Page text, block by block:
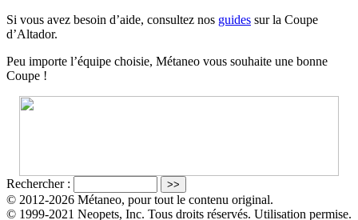
Si vous avez besoin d’aide, consultez nos guides sur la Coupe
d’Altador.
Peu importe l’équipe choisie, Métaneo vous souhaite une bonne
Coupe !
Rechercher :
© 2012-2026 Métaneo, pour tout le contenu original.
© 1999-2021 Neopets, Inc. Tous droits réservés. Utilisation permise.